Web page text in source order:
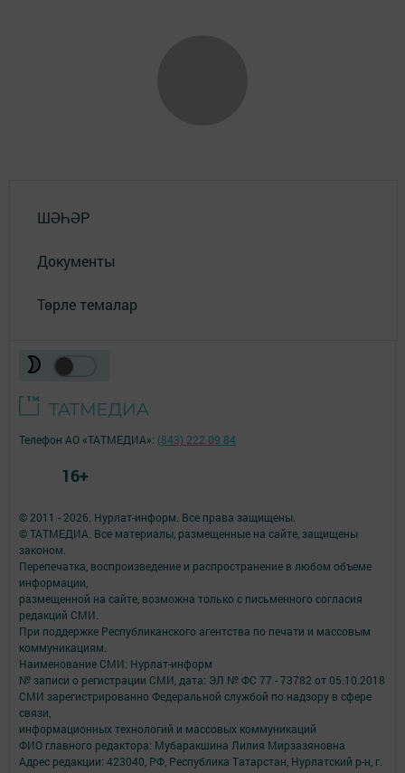
ШӘҺӘР
Документы
Төрле темалар
© 2011 - 2026. Нурлат-⁠информ. Все права защищены.
© ТАТМЕДИА. Все материалы, размещенные на сайте, защищены
законом.
Перепечатка, воспроизведение и распространение в любом объеме
информации,
размещенной на сайте, возможна только с письменного согласия
редакций СМИ.
При поддержке Республиканского агентства по печати и массовым
коммуникациям.
Наименование СМИ: Нурлат-⁠информ
№ записи о регистрации СМИ, дата: ЭЛ № ФС 77 -⁠ 73782 от 05.10.2018
СМИ зарегистрированно Федеральной службой по надзору в сфере
связи,
информационных технологий и массовых коммуникаций
ФИО главного редактора: Мубаракшина Лилия Мирзазяновна
Адрес редакции: 423040, РФ, Республика Татарстан, Нурлатский р-н, г.
Телефон АО «ТАТМЕДИА»: (843) 222 09 84
16+